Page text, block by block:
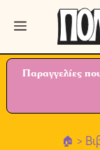
Μετάβαση
περιεχόμενο
Μενού
Παραγγελίες
>